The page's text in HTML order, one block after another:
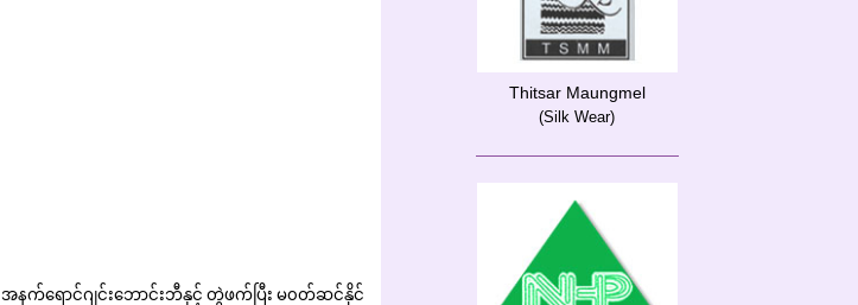
အနက်ရောင်ဂျင်းဘောင်းဘီနှင့် တွဲဖက်ပြီး မ၀တ်ဆင်နိုင်
Thitsar Maungmel
(Silk Wear)